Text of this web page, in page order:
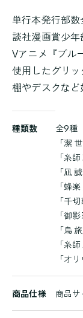
単行本発行部
談社漫画賞少
Vアニメ『ブル
使用したグリッ
棚やデスクな
品
種類数
全9種
「潔
「糸
「凪
「蜂
「千
「御
「烏
「糸
「オ
商品仕様 商品